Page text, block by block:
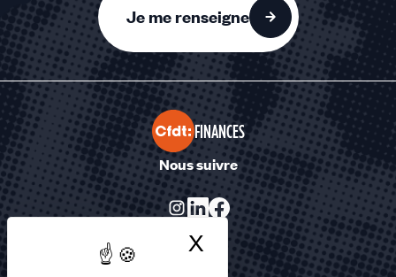
X Masquer le
Je me renseigne
FINANCES
Nous suivre